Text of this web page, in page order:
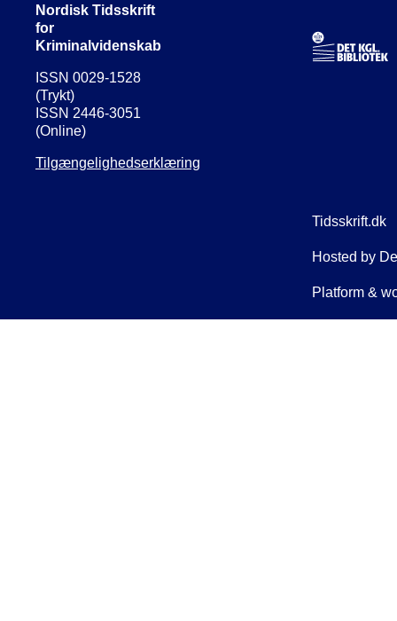
Nordisk Tidsskrift
for
Kriminalvidenskab
ISSN 0029-1528
(Trykt)
ISSN 2446-3051
(Online)
Tilgængelighedserklæring